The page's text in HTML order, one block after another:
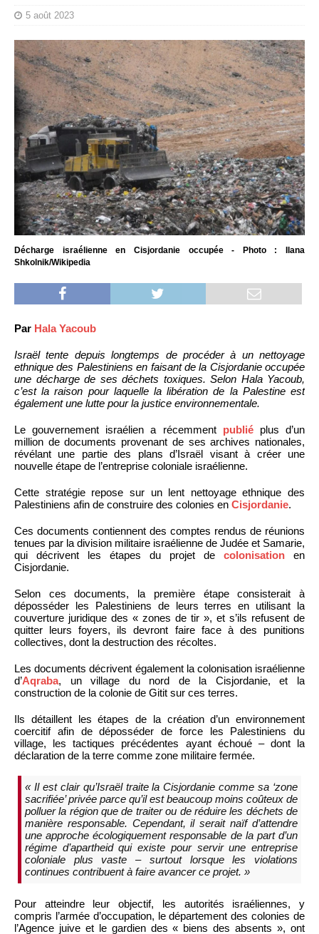
5 août 2023
Décharge israélienne en Cisjordanie occupée - Photo : Ilana
Shkolnik/Wikipedia
Par Hala Yacoub
Israël tente depuis longtemps de procéder à un nettoyage
ethnique des Palestiniens en faisant de la Cisjordanie occupée
une décharge de ses déchets toxiques. Selon Hala Yacoub,
c’est la raison pour laquelle la libération de la Palestine est
également une lutte pour la justice environnementale.
Le gouvernement israélien a récemment publié plus d’un
million de documents provenant de ses archives nationales,
révélant une partie des plans d’Israël visant à créer une
nouvelle étape de l’entreprise coloniale israélienne.
Cette stratégie repose sur un lent nettoyage ethnique des
Palestiniens afin de construire des colonies en Cisjordanie.
Ces documents contiennent des comptes rendus de réunions
tenues par la division militaire israélienne de Judée et Samarie,
qui décrivent les étapes du projet de colonisation en
Cisjordanie.
Selon ces documents, la première étape consisterait à
déposséder les Palestiniens de leurs terres en utilisant la
couverture juridique des « zones de tir », et s’ils refusent de
quitter leurs foyers, ils devront faire face à des punitions
collectives, dont la destruction des récoltes.
Les documents décrivent également la colonisation israélienne
d’Aqraba, un village du nord de la Cisjordanie, et la
construction de la colonie de Gitit sur ces terres.
Ils détaillent les étapes de la création d’un environnement
coercitif afin de déposséder de force les Palestiniens du
village, les tactiques précédentes ayant échoué – dont la
déclaration de la terre comme zone militaire fermée.
« Il est clair qu’Israël traite la Cisjordanie comme sa ‘zone
sacrifiée’ privée parce qu’il est beaucoup moins coûteux de
polluer la région que de traiter ou de réduire les déchets de
manière responsable. Cependant, il serait naïf d’attendre
une approche écologiquement responsable de la part d’un
régime d’apartheid qui existe pour servir une entreprise
coloniale plus vaste – surtout lorsque les violations
continues contribuent à faire avancer ce projet. »
Pour atteindre leur objectif, les autorités israéliennes, y
compris l’armée d’occupation, le département des colonies de
l’Agence juive et le gardien des « biens des absents », ont